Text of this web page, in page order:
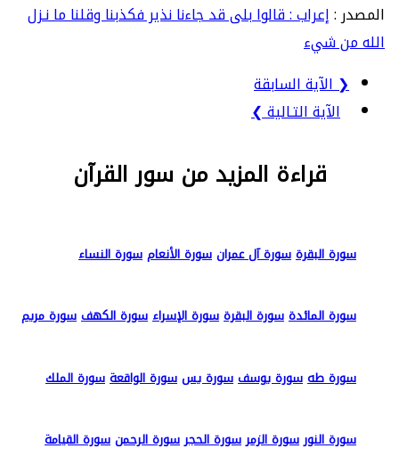
المصدر :إعراب : قالوا بلى قد جاءنا نذير فكذبنا وقلنا ما نـزل
الله من شيء
❮ الآية السابقة
الآية التـالية ❯
قراءة المزيد من سور القرآن
سورة البقرة سورة آل عمران سورة الأنعام سورة النساء
سورة المائدة سورة البقرة سورة الإسراء سورة الكهف سورة مريم
سورة طه سورة يوسف سورة يس سورة الواقعة سورة الملك
سورة النور سورة الزمر سورة الحجر سورة الرحمن سورة القيامة